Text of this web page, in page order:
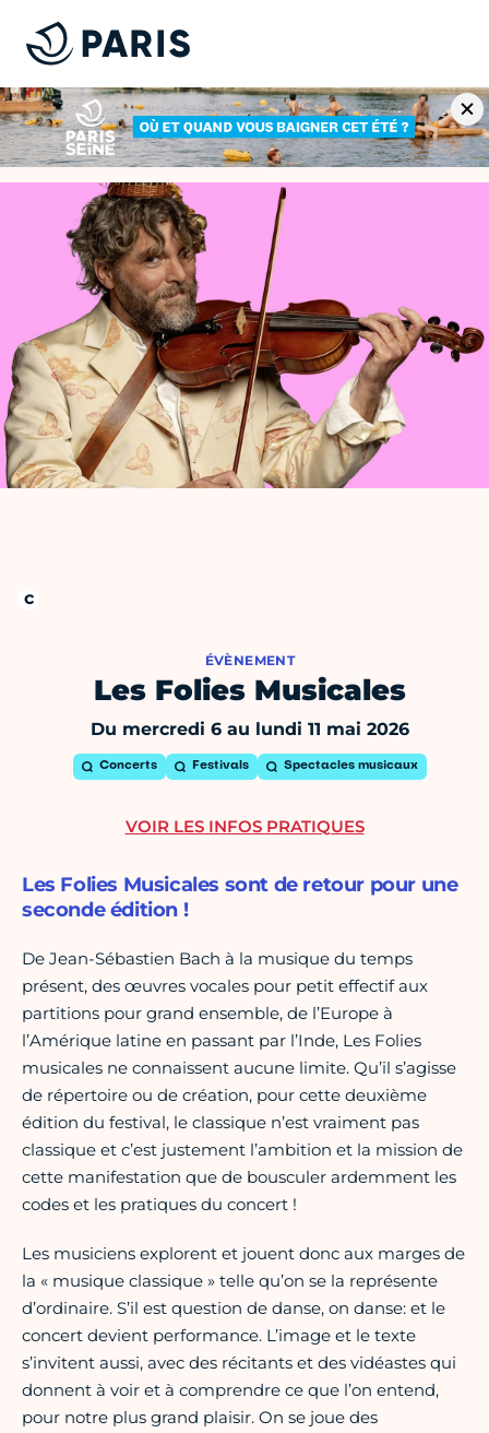
ÉVÈNEMENT
Les Folies Musicales
Du mercredi 6 au lundi 11 mai 2026
Concerts Festivals Spectacles musicaux
Les Folies Musicales sont de retour pour une
seconde édition !
De Jean-Sébastien Bach à la musique du temps
présent, des œuvres vocales pour petit effectif aux
partitions pour grand ensemble, de l’Europe à
l’Amérique latine en passant par l’Inde, Les Folies
musicales ne connaissent aucune limite. Qu’il s’agisse
de répertoire ou de création, pour cette deuxième
édition du festival, le classique n’est vraiment pas
classique et c’est justement l’ambition et la mission de
cette manifestation que de bousculer ardemment les
codes et les pratiques du concert !
Les musiciens explorent et jouent donc aux marges de
la « musique classique » telle qu’on se la représente
d’ordinaire. S’il est question de danse, on danse: et le
concert devient performance. L’image et le texte
s’invitent aussi, avec des récitants et des vidéastes qui
donnent à voir et à comprendre ce que l’on entend,
pour notre plus grand plaisir. On se joue des
VOIR LES INFOS PRATIQUES